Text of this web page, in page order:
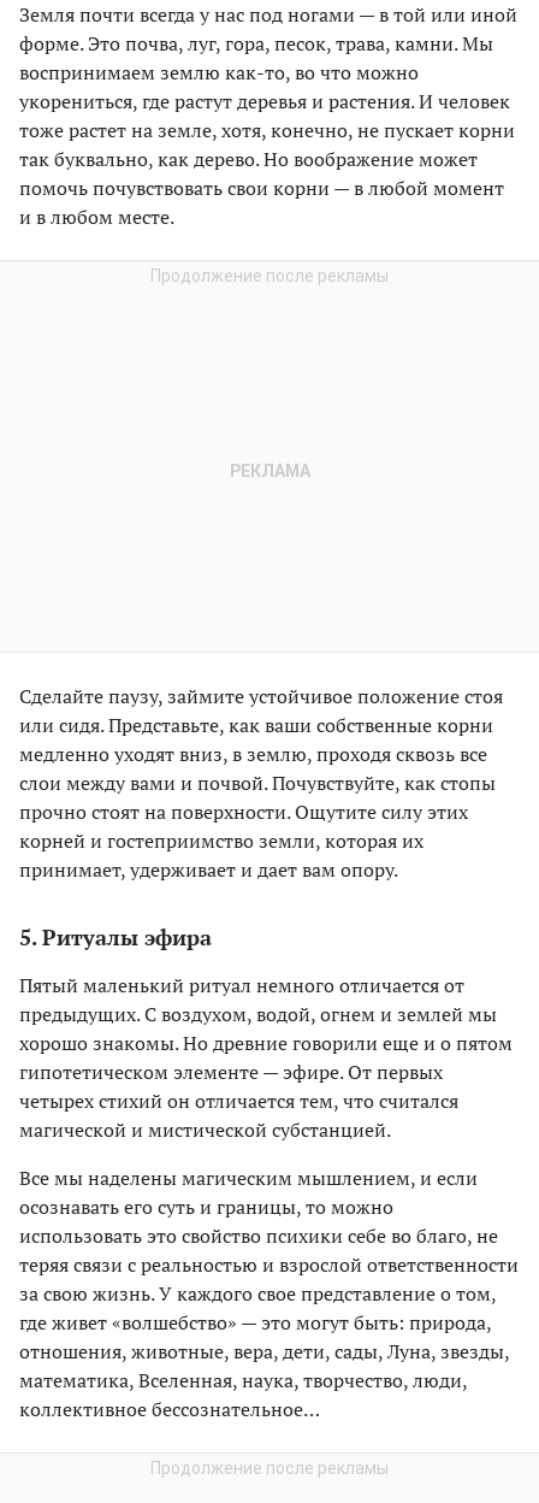
Земля почти всегда у нас под ногами — в той или иной
форме. Это почва, луг, гора, песок, трава, камни. Мы
воспринимаем землю как-то, во что можно
укорениться, где растут деревья и растения. И человек
тоже растет на земле, хотя, конечно, не пускает корни
так буквально, как дерево. Но воображение может
помочь почувствовать свои корни — в любой момент
и в любом месте.
Сделайте паузу, займите устойчивое положение стоя
или сидя. Представьте, как ваши собственные корни
медленно уходят вниз, в землю, проходя сквозь все
слои между вами и почвой. Почувствуйте, как стопы
прочно стоят на поверхности. Ощутите силу этих
корней и гостеприимство земли, которая их
принимает, удерживает и дает вам опору.
5. Ритуалы эфира
Пятый маленький ритуал немного отличается от
предыдущих. С воздухом, водой, огнем и землей мы
хорошо знакомы. Но древние говорили еще и о пятом
гипотетическом элементе — эфире. От первых
четырех стихий он отличается тем, что считался
магической и мистической субстанцией.
Все мы наделены магическим мышлением, и если
осознавать его суть и границы, то можно
использовать это свойство психики себе во благо, не
теряя связи с реальностью и взрослой ответственности
за свою жизнь. У каждого свое представление о том,
где живет «волшебство» — это могут быть: природа,
отношения, животные, вера, дети, сады, Луна, звезды,
математика, Вселенная, наука, творчество, люди,
коллективное бессознательное…